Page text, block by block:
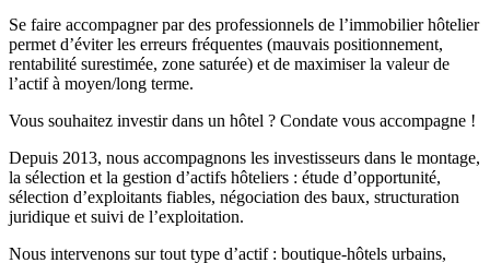
Se faire accompagner par des professionnels de l’immobilier hôtelier
permet d’éviter les erreurs fréquentes (mauvais positionnement,
rentabilité surestimée, zone saturée) et de maximiser la valeur de
l’actif à moyen/long terme.
Vous souhaitez investir dans un hôtel ? Condate vous accompagne !
Depuis 2013, nous accompagnons les investisseurs dans le montage,
la sélection et la gestion d’actifs hôteliers : étude d’opportunité,
sélection d’exploitants fiables, négociation des baux, structuration
juridique et suivi de l’exploitation.
Nous intervenons sur tout type d’actif : boutique-hôtels urbains,